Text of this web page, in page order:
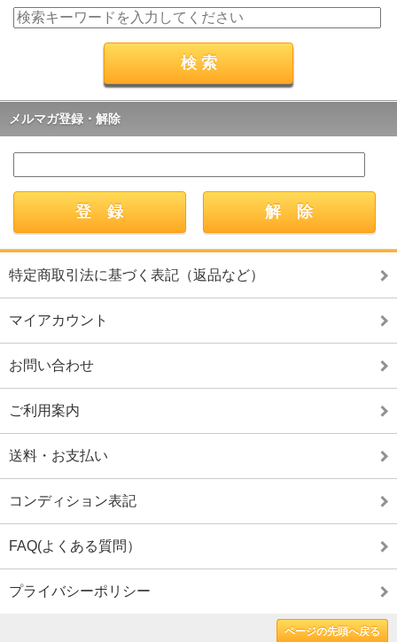
メルマガ登録・解除
特定商取引法に基づく表記（返品など）
マイアカウント
お問い合わせ
ご利用案内
送料・お支払い
コンディション表記
FAQ(よくある質問）
プライバシーポリシー
ページの先頭へ戻る